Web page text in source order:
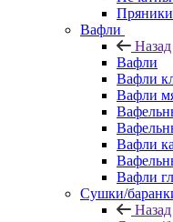
Пряники
Вафли
Назад
Вафли
Вафли
Вафли
Вафли
Вафли
Сушки/
Назад